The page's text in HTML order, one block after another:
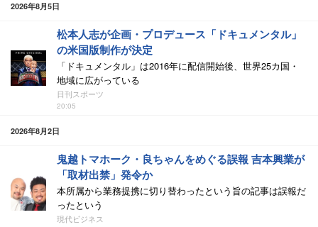
2026年8月5日
松本人志が企画・プロデュース「ドキュメンタル」
の米国版制作が決定
「ドキュメンタル」は2016年に配信開始後、世界25カ国・
地域に広がっている
日刊スポーツ
20:05
2026年8月2日
鬼越トマホーク・良ちゃんをめぐる誤報 吉本興業が
「取材出禁」発令か
本所属から業務提携に切り替わったという旨の記事は誤報だ
ったという
現代ビジネス